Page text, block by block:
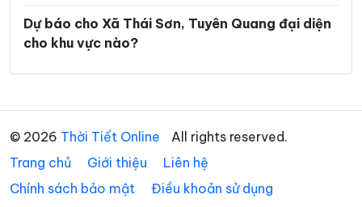
Xã Nghĩa Thuận Xã Ngọc Đường
Xã Ngọc Long
Xã Phù Lưu
Xã Pờ Ly Ngài Xã Quản Bạ
Dự báo cho Xã Thái Sơn, Tuyên Quang đại diện
cho khu vực nào?
© 2026 Thời Tiết Online
All rights reserved.
Trang chủ
Giới thiệu
Liên hệ
Chính sách bảo mật
Điều khoản sử dụng